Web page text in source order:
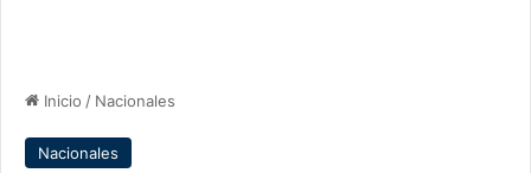
Inicio / Nacionales
Nacionales